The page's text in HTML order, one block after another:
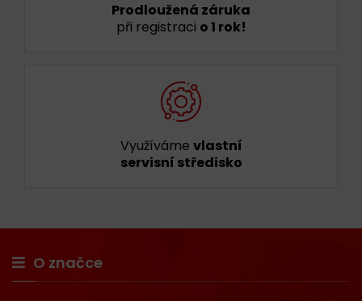
Prodloužená záruka
při registraci o 1 rok!
Využíváme vlastní
servisní středisko
O značce